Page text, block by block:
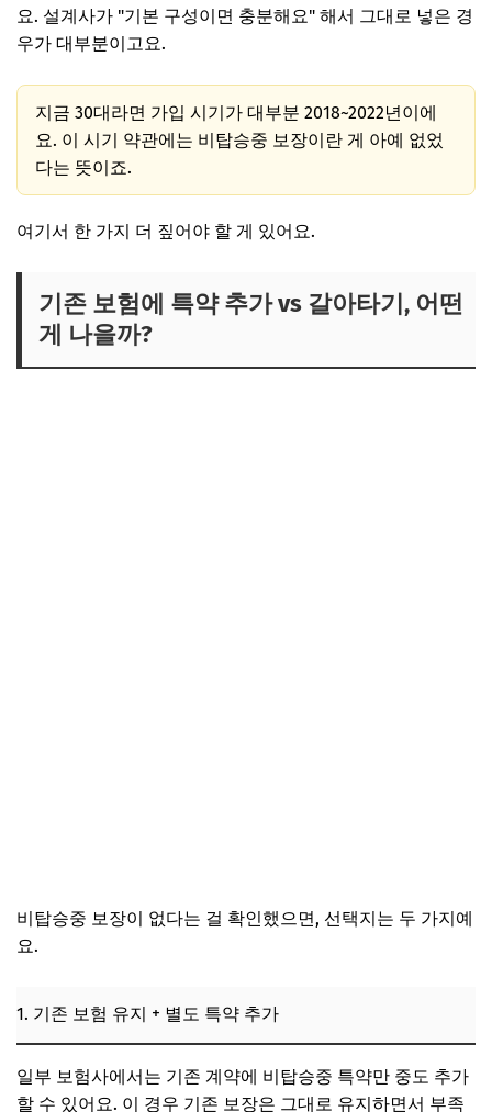
요. 설계사가 "기본 구성이면 충분해요" 해서 그대로 넣은 경
우가 대부분이고요.
지금 30대라면 가입 시기가 대부분 2018~2022년이에
요. 이 시기 약관에는 비탑승중 보장이란 게 아예 없었
다는 뜻이죠.
여기서 한 가지 더 짚어야 할 게 있어요.
기존 보험에 특약 추가 vs 갈아타기, 어떤
게 나을까?
비탑승중 보장이 없다는 걸 확인했으면, 선택지는 두 가지예
요.
1. 기존 보험 유지 + 별도 특약 추가
일부 보험사에서는 기존 계약에 비탑승중 특약만 중도 추가
할 수 있어요. 이 경우 기존 보장은 그대로 유지하면서 부족